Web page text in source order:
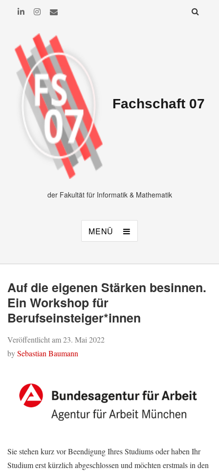
Fachschaft 07
der Fakultät für Informatik & Mathematik
MENÜ
Auf die eigenen Stärken besinnen.
Ein Workshop für
Berufseinsteiger*innen
Veröffentlicht am23. Mai 2022
bySebastian Baumann
Sie stehen kurz vor Beendigung Ihres Studiums oder haben Ihr
Studium erst kürzlich abgeschlossen und möchten erstmals in den